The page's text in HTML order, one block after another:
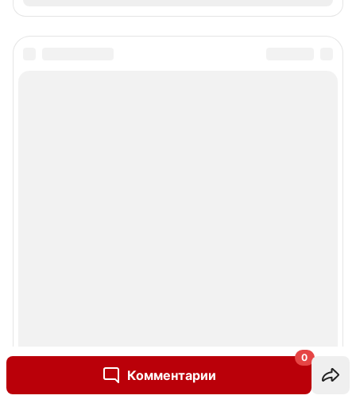
Комментарии
0